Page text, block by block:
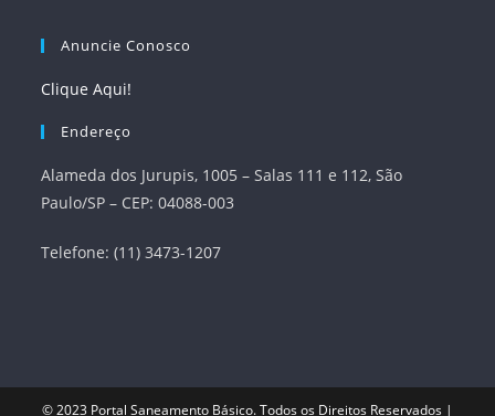
Anuncie Conosco
Clique Aqui!
Endereço
Alameda dos Jurupis, 1005 – Salas 111 e 112, São
Paulo/SP – CEP: 04088-003
Telefone: (11) 3473-1207
© 2023 Portal Saneamento Básico. Todos os Direitos Reservados |